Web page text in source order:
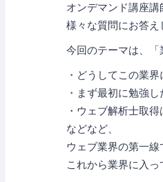
オンデマンド講座
様々な質問にお答え
今回のテーマは、「
・どうしてこの業界
・まず最初に勉強し
・ウェブ解析士取
などなど、
ウェブ業界の第一線
これから業界に入